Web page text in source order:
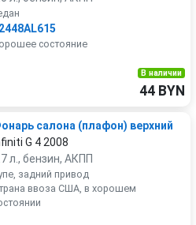
состояние
В наличии
44 BYN
салона (плафон) верхний
G 4 2008
л., бензин, АКПП
задний привод
ввоза США, в хорошем